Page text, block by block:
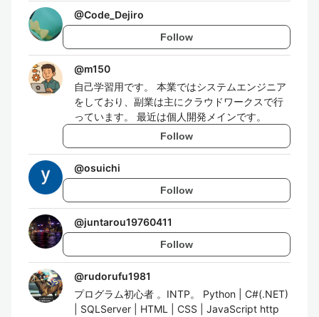
@Code_Dejiro
Follow
@m150
自己学習用です。 本業ではシステムエンジニア
をしており、副業は主にクラウドワークスで行
っています。 最近は個人開発メインです。
Follow
@osuichi
Follow
@juntarou19760411
Follow
@rudorufu1981
プログラム初心者 。INTP。 Python | C#(.NET)
| SQLServer | HTML | CSS | JavaScript http